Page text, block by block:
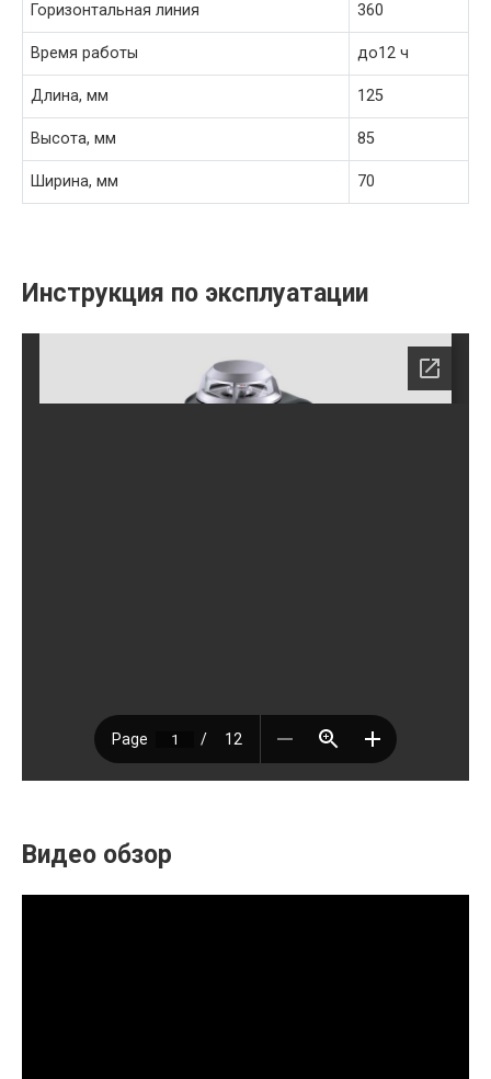
Горизонтальная линия 360
Время работы до12 ч
Длина, мм 125
Высота, мм 85
Ширина, мм 70
Инструкция по эксплуатации
Видео обзор